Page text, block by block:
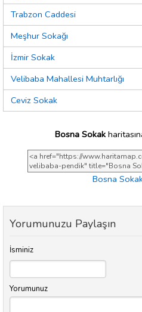
Trabzon Caddesi
Meşhur Sokağı
İzmir Sokak
Velibaba Mahallesi Muhtarlığı
Ceviz Sokak
Bosna Sokak
Bosna
Yorumunuzu Paylaşın
İsminiz
Yorumunuz